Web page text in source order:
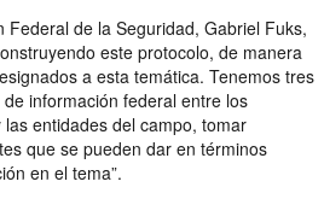
Federal de la Seguridad, Gabriel Fuks,
este protocolo, de manera
a esta temática. Tenemos tres
información federal entre los
entidades del campo, tomar
que se pueden dar en términos
en el tema”.